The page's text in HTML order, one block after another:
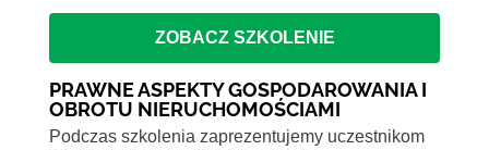
ZOBACZ SZKOLENIE
PRAWNE ASPEKTY GOSPODAROWANIA I
OBROTU NIERUCHOMOŚCIAMI
Podczas szkolenia zaprezentujemy uczestnikom